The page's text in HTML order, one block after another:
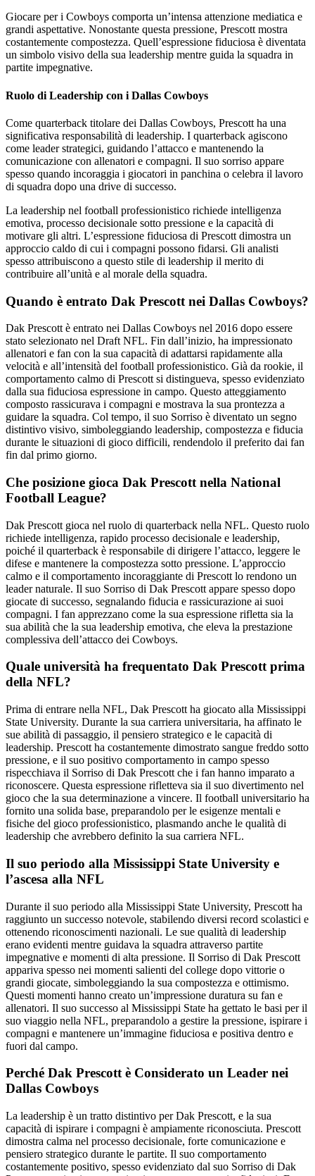
Giocare per i Cowboys comporta un’intensa attenzione mediatica e
grandi aspettative. Nonostante questa pressione, Prescott mostra
costantemente compostezza. Quell’espressione fiduciosa è diventata
un simbolo visivo della sua leadership mentre guida la squadra in
partite impegnative.
Ruolo di Leadership con i Dallas Cowboys
Come quarterback titolare dei Dallas Cowboys, Prescott ha una
significativa responsabilità di leadership. I quarterback agiscono
come leader strategici, guidando l’attacco e mantenendo la
comunicazione con allenatori e compagni. Il suo sorriso appare
spesso quando incoraggia i giocatori in panchina o celebra il lavoro
di squadra dopo una drive di successo.
La leadership nel football professionistico richiede intelligenza
emotiva, processo decisionale sotto pressione e la capacità di
motivare gli altri. L’espressione fiduciosa di Prescott dimostra un
approccio caldo di cui i compagni possono fidarsi. Gli analisti
spesso attribuiscono a questo stile di leadership il merito di
contribuire all’unità e al morale della squadra.
Quando è entrato Dak Prescott nei Dallas Cowboys?
Dak Prescott è entrato nei Dallas Cowboys nel 2016 dopo essere
stato selezionato nel Draft NFL. Fin dall’inizio, ha impressionato
allenatori e fan con la sua capacità di adattarsi rapidamente alla
velocità e all’intensità del football professionistico. Già da rookie, il
comportamento calmo di Prescott si distingueva, spesso evidenziato
dalla sua fiduciosa espressione in campo. Questo atteggiamento
composto rassicurava i compagni e mostrava la sua prontezza a
guidare la squadra. Col tempo, il suo Sorriso è diventato un segno
distintivo visivo, simboleggiando leadership, compostezza e fiducia
durante le situazioni di gioco difficili, rendendolo il preferito dai fan
fin dal primo giorno.
Che posizione gioca Dak Prescott nella National
Football League?
Dak Prescott gioca nel ruolo di quarterback nella NFL. Questo ruolo
richiede intelligenza, rapido processo decisionale e leadership,
poiché il quarterback è responsabile di dirigere l’attacco, leggere le
difese e mantenere la compostezza sotto pressione. L’approccio
calmo e il comportamento incoraggiante di Prescott lo rendono un
leader naturale. Il suo Sorriso di Dak Prescott appare spesso dopo
giocate di successo, segnalando fiducia e rassicurazione ai suoi
compagni. I fan apprezzano come la sua espressione rifletta sia la
sua abilità che la sua leadership emotiva, che eleva la prestazione
complessiva dell’attacco dei Cowboys.
Quale università ha frequentato Dak Prescott prima
della NFL?
Prima di entrare nella NFL, Dak Prescott ha giocato alla Mississippi
State University. Durante la sua carriera universitaria, ha affinato le
sue abilità di passaggio, il pensiero strategico e le capacità di
leadership. Prescott ha costantemente dimostrato sangue freddo sotto
pressione, e il suo positivo comportamento in campo spesso
rispecchiava il Sorriso di Dak Prescott che i fan hanno imparato a
riconoscere. Questa espressione rifletteva sia il suo divertimento nel
gioco che la sua determinazione a vincere. Il football universitario ha
fornito una solida base, preparandolo per le esigenze mentali e
fisiche del gioco professionistico, plasmando anche le qualità di
leadership che avrebbero definito la sua carriera NFL.
Il suo periodo alla Mississippi State University e
l’ascesa alla NFL
Durante il suo periodo alla Mississippi State University, Prescott ha
raggiunto un successo notevole, stabilendo diversi record scolastici e
ottenendo riconoscimenti nazionali. Le sue qualità di leadership
erano evidenti mentre guidava la squadra attraverso partite
impegnative e momenti di alta pressione. Il Sorriso di Dak Prescott
appariva spesso nei momenti salienti del college dopo vittorie o
grandi giocate, simboleggiando la sua compostezza e ottimismo.
Questi momenti hanno creato un’impressione duratura su fan e
allenatori. Il suo successo al Mississippi State ha gettato le basi per il
suo viaggio nella NFL, preparandolo a gestire la pressione, ispirare i
compagni e mantenere un’immagine fiduciosa e positiva dentro e
fuori dal campo.
Perché Dak Prescott è Considerato un Leader nei
Dallas Cowboys
La leadership è un tratto distintivo per Dak Prescott, e la sua
capacità di ispirare i compagni è ampiamente riconosciuta. Prescott
dimostra calma nel processo decisionale, forte comunicazione e
pensiero strategico durante le partite. Il suo comportamento
costantemente positivo, spesso evidenziato dal suo Sorriso di Dak